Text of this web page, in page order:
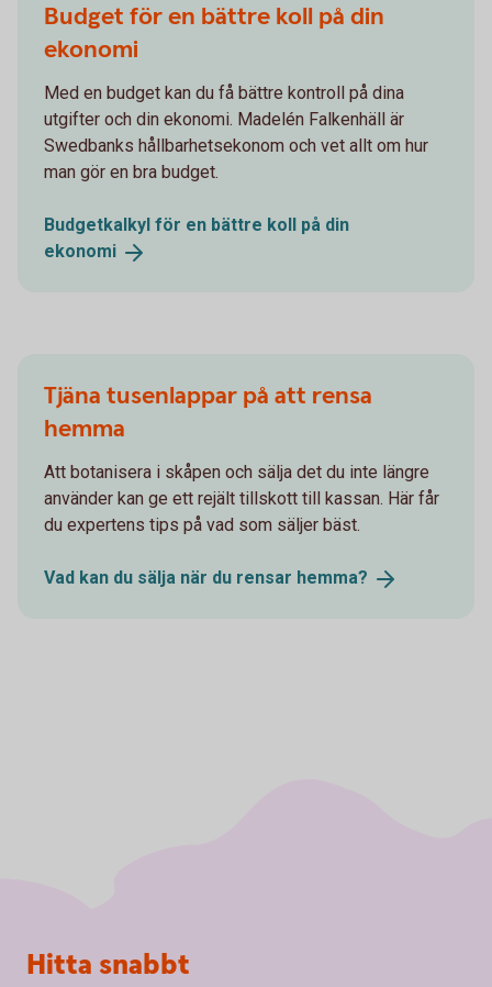
Budget för en bättre koll på din
ekonomi
Med en budget kan du få bättre kontroll på dina
utgifter och din ekonomi. Madelén Falkenhäll är
Swedbanks hållbarhetsekonom och vet allt om hur
man gör en bra budget.
Budgetkalkyl för en bättre koll på din
ekonomi
Tjäna tusenlappar på att rensa
hemma
Att botanisera i skåpen och sälja det du inte längre
använder kan ge ett rejält tillskott till kassan. Här får
du expertens tips på vad som säljer bäst.
Vad kan du sälja när du rensar hemma?
Sidfot
Hitta snabbt